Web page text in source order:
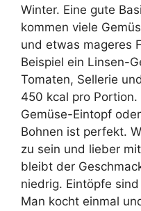
Winter. Eine gute
kommen viele
und etwas mageres
Beispiel ein Linsen-
Tomaten, Sellerie
450 kcal pro
Gemüse-Eintopf
Bohnen ist perfekt.
zu sein und lieber
bleibt der
niedrig. Eintöpfe
Man kocht einmal